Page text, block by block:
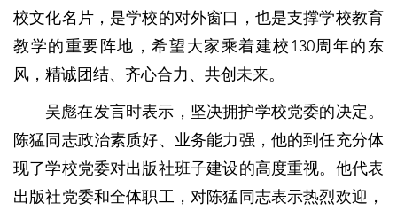
校文化名片，是学校的对外窗口，也是支撑学校教育
教学的重要阵地，希望大家乘着建校130周年的东
风，精诚团结、齐心合力、共创未来。
吴彪在发言时表示，坚决拥护学校党委的决定。
陈猛同志政治素质好、业务能力强，他的到任充分体
现了学校党委对出版社班子建设的高度重视。他代表
出版社党委和全体职工，对陈猛同志表示热烈欢迎，